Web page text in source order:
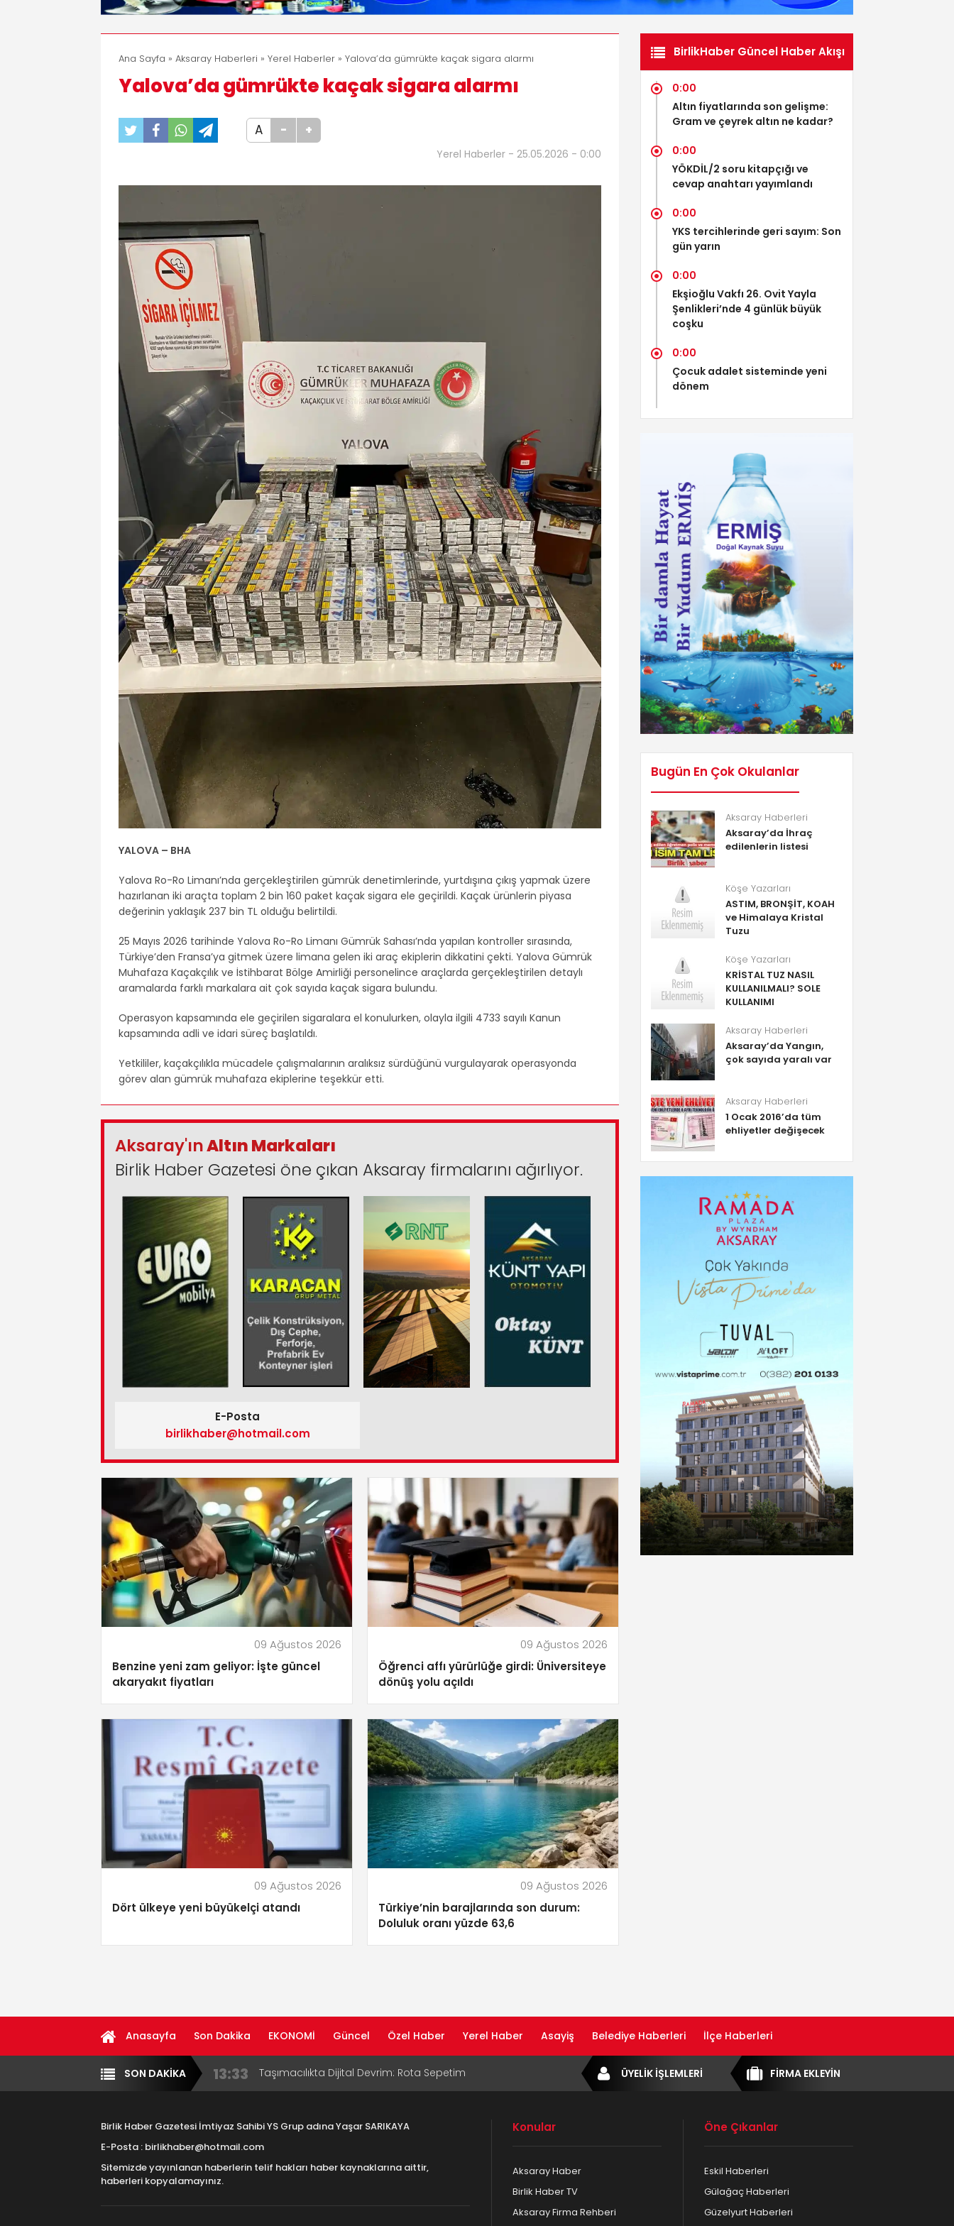
Ana Sayfa » Aksaray Haberleri » Yerel Haberler » Yalova’da gümrükte kaçak sigara alarmı
Yalova’da gümrükte kaçak sigara alarmı
A - +
Yerel Haberler - 25.05.2026 - 0:00
YALOVA – BHA
Yalova Ro-Ro Limanı’nda gerçekleştirilen gümrük denetimlerinde, yurtdışına çıkış yapmak üzere
hazırlanan iki araçta toplam 2 bin 160 paket kaçak sigara ele geçirildi. Kaçak ürünlerin piyasa
değerinin yaklaşık 237 bin TL olduğu belirtildi.
25 Mayıs 2026 tarihinde Yalova Ro-Ro Limanı Gümrük Sahası’nda yapılan kontroller sırasında,
Türkiye’den Fransa’ya gitmek üzere limana gelen iki araç ekiplerin dikkatini çekti. Yalova Gümrük
Muhafaza Kaçakçılık ve İstihbarat Bölge Amirliği personelince araçlarda gerçekleştirilen detaylı
aramalarda farklı markalara ait çok sayıda kaçak sigara bulundu.
Operasyon kapsamında ele geçirilen sigaralara el konulurken, olayla ilgili 4733 sayılı Kanun
kapsamında adli ve idari süreç başlatıldı.
Yetkililer, kaçakçılıkla mücadele çalışmalarının aralıksız sürdüğünü vurgulayarak operasyonda
görev alan gümrük muhafaza ekiplerine teşekkür etti.
Aksaray'ınAltın Markaları
Birlik Haber Gazetesi öne çıkan Aksaray firmalarını ağırlıyor.
E-Posta
birlikhaber@hotmail.com
09 Ağustos 2026
Benzine yeni zam geliyor: İşte güncel
akaryakıt fiyatları
09 Ağustos 2026
Öğrenci affı yürürlüğe girdi: Üniversiteye
dönüş yolu açıldı
09 Ağustos 2026
Dört ülkeye yeni büyükelçi atandı
09 Ağustos 2026
Türkiye’nin barajlarında son durum:
Doluluk oranı yüzde 63,6
BirlikHaber Güncel Haber Akışı
0:00
Altın fiyatlarında son gelişme:
Gram ve çeyrek altın ne kadar?
0:00
YÖKDİL/2 soru kitapçığı ve
cevap anahtarı yayımlandı
0:00
YKS tercihlerinde geri sayım: Son
gün yarın
0:00
Ekşioğlu Vakfı 26. Ovit Yayla
Şenlikleri’nde 4 günlük büyük
coşku
0:00
Çocuk adalet sisteminde yeni
dönem
Bugün En Çok Okulanlar
Aksaray Haberleri
Aksaray’da İhraç
edilenlerin listesi
Köşe Yazarları
ASTIM, BRONŞİT, KOAH
ve Himalaya Kristal
Tuzu
Köşe Yazarları
KRİSTAL TUZ NASIL
KULLANILMALI? SOLE
KULLANIMI
Aksaray Haberleri
Aksaray’da Yangın,
çok sayıda yaralı var
Aksaray Haberleri
1 Ocak 2016’da tüm
ehliyetler değişecek
Anasayfa Son Dakika EKONOMİ Güncel Özel Haber Yerel Haber Asayiş Belediye Haberleri İlçe Haberleri
Yazarlar Diğer
SON DAKİKA 13:33 Taşımacılıkta Dijital Devrim: Rota Sepetim
Çocuklara Bıraktı
16:00 Aksaray Esnaf Rehberi ile Google ve Yapay Zeka
8:23
Birlikhaber.com Yayın Hayatına Başladı | Hızlı ve Akıllı
FİRMA EKLEYİN
ÜYELİK İŞLEMLERİ
Birlik Haber Gazetesi İmtiyaz Sahibi YS Grup adına Yaşar SARIKAYA
E-Posta : birlikhaber@hotmail.com
Sitemizde yayınlanan haberlerin telif hakları haber kaynaklarına aittir,
haberleri kopyalamayınız.
Konular
Aksaray Haber
Birlik Haber TV
Aksaray Firma Rehberi
Öne Çıkanlar
Eskil Haberleri
Gülağaç Haberleri
Güzelyurt Haberleri